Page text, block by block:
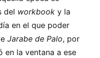
del workbook y la
en el que poder
Jarabe de Palo, por
en la ventana a ese